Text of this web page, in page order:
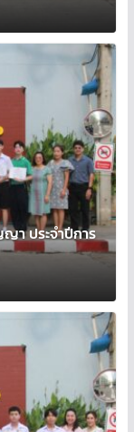
า ประจำปีการ